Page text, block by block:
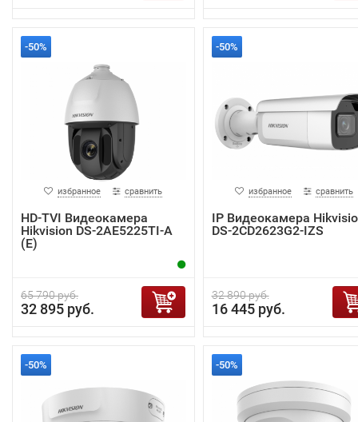
-50%
избранное сравнить
HD-TVI Видеокамера
Hikvision DS-2AE5225TI-A
(E)
65 790 руб.
32 895 руб.
-50%
избранное сравнить
IP Видеокамера
DS-2CD2623G2-IZS
32 890 руб.
16 445 руб.
-50% -50%